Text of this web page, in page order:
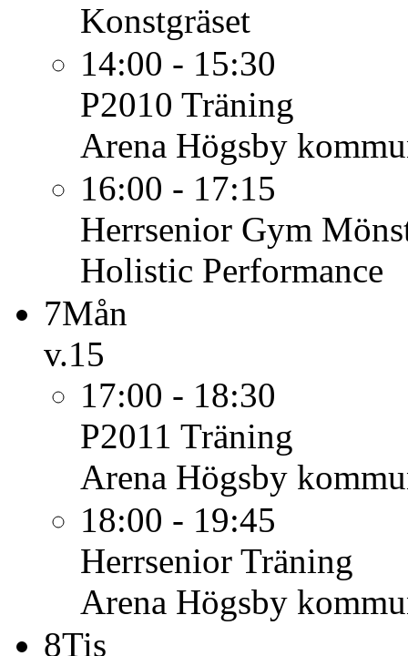
Konstgräset
14:00 - 15:30
P2010 Träning
Arena Högsby
16:00 - 17:15
Herrsenior Gym
Holistic Performance
7Mån
v.15
17:00 - 18:30
P2011 Träning
Arena Högsby
18:00 - 19:45
Herrsenior Träning
Arena Högsby
8Tis